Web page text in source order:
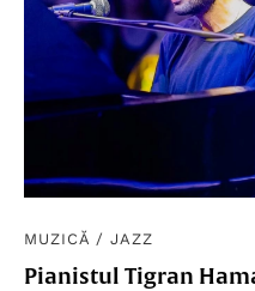
MUZICĂ /JAZZ
Pianistul Tigran